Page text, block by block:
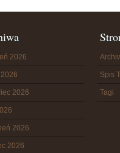
2026
2026
2026
2026
Spis
Tagi